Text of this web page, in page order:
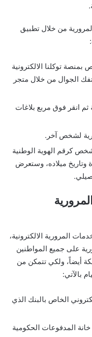
من خلال تطبيق
توكلنا الالكترونية
الجوال من خلال متجر
انقر فوق مربع بلاغات
لشخص آخر.
كرقم الهوية الوطنية
وتاريخ ميلاده، وستعرض
المرورية الالكترونية،
على جميع المواطنين
أيضاً، ولكي تتمكن من
بالآتي:
الخاص بالبنك الذي
المدفوعات الحكومية